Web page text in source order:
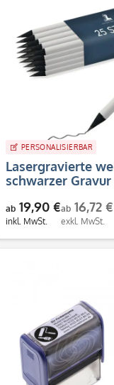
PERSONALISIERBAR
Lasergravierte
schwarzer Gravur
ab 19,90 €
inkl. MwSt.
ab 16,72 €
exkl. MwSt.